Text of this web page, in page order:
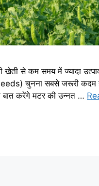
खेती से कम समय में ज्यादा
चुनना सबसे जरूरी कदम है।
करेंगे मटर की उन्नत …